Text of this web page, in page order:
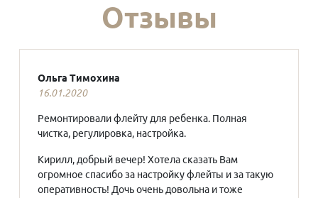
Отзывы
Ольга Тимохина
16.01.2020
Ремонтировали флейту для ребенка. Полная
чистка, регулировка, настройка.
Кирилл, добрый вечер! Хотела сказать Вам
огромное спасибо за настройку флейты и за такую
оперативность! Дочь очень довольна и тоже